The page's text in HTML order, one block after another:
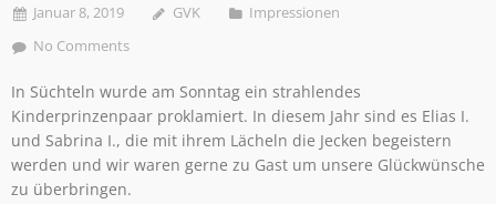
Januar 8, 2019 GVK
Impressionen
No Comments
In Süchteln wurde am Sonntag ein strahlendes
Kinderprinzenpaar proklamiert. In diesem Jahr sind es Elias I.
und Sabrina I., die mit ihrem Lächeln die Jecken begeistern
werden und wir waren gerne zu Gast um unsere Glückwünsche
zu überbringen.